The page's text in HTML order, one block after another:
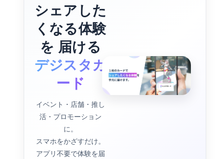
シェアした
くなる体験
を 届ける
デジスタカ
ード
イベント・店舗・推し
活・プロモーション
に。
スマホをかざすだけ。
アプリ不要で体験を届